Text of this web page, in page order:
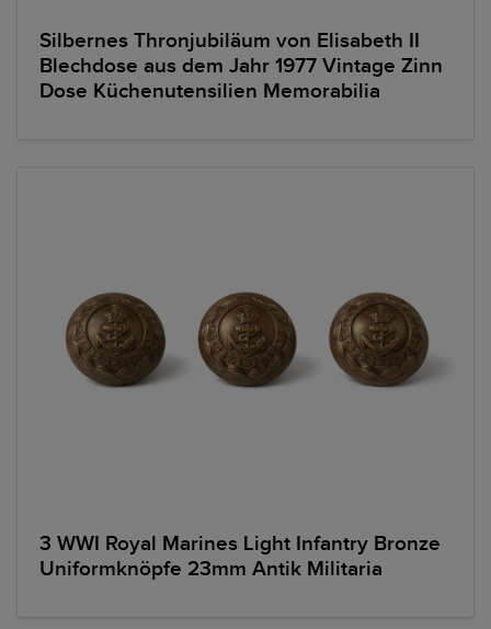
Silbernes Thronjubiläum von Elisabeth II
Blechdose aus dem Jahr 1977 Vintage Zinn
Dose Küchenutensilien Memorabilia
3 WWI Royal Marines Light Infantry Bronze
Uniformknöpfe 23mm Antik Militaria